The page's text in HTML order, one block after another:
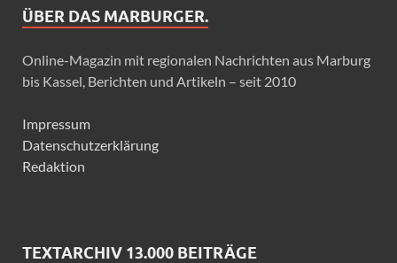
ÜBER DAS MARBURGER.
Online-Magazin mit regionalen Nachrichten aus Marburg
bis Kassel, Berichten und Artikeln – seit 2010
Impressum
Datenschutzerklärung
Redaktion
TEXTARCHIV 13.000 BEITRÄGE